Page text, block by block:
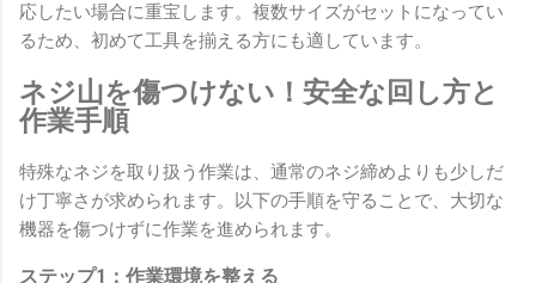
応したい場合に重宝します。複数サイズがセットになってい
るため、初めて工具を揃える方にも適しています。
ネジ山を傷つけない！安全な回し方と
作業手順
特殊なネジを取り扱う作業は、通常のネジ締めよりも少しだ
け丁寧さが求められます。以下の手順を守ることで、大切な
機器を傷つけずに作業を進められます。
ステップ1：作業環境を整える